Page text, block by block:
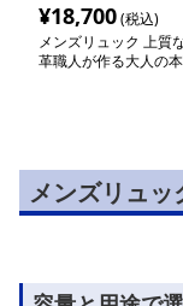
¥18,700(税込)
メンズリュック 上質
革職人が作る大人の
メンズリュッ